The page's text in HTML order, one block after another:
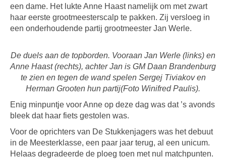
een dame. Het lukte Anne Haast namelijk om met zwart
haar eerste grootmeesterscalp te pakken. Zij versloeg in
een onderhoudende partij grootmeester Jan Werle.
De duels aan de topborden. Vooraan Jan Werle (links) en
Anne Haast (rechts), achter Jan is GM Daan Brandenburg
te zien en tegen de wand spelen Sergej Tiviakov en
Herman Grooten hun partij(Foto Winifred Paulis).
Enig minpuntje voor Anne op deze dag was dat ’s avonds
bleek dat haar fiets gestolen was.
Voor de oprichters van De Stukkenjagers was het debuut
in de Meesterklasse, een paar jaar terug, al een unicum.
Helaas degradeerde de ploeg toen met nul matchpunten.